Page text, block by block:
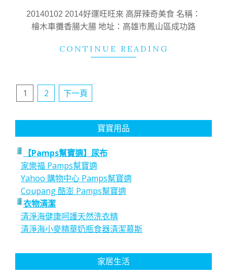
05
20140102 2014好運旺旺來 高屏辣奇美食 名稱：
檜木車攤香腸大腸 地址：高雄市鳳山區成功路
CONTINUE READING
文
頁
1 2 下一頁
寶寶用品
【Pamps幫寶適】尿布
家樂福 Pamps幫寶適
Yahoo 購物中心 Pamps幫寶適
Coupang 酷澎 Pamps幫寶適
衣物清潔
清淨海健康呵護天然洗衣精
清淨海小麥精華奶瓶食器清潔慕斯
家居生活